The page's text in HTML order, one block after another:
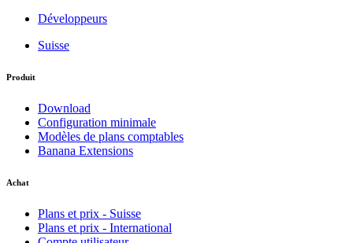
Développeurs
Suisse
Produit
Download
Configuration minimale
Modèles de plans comptables
Banana Extensions
Achat
Plans et prix - Suisse
Plans et prix - International